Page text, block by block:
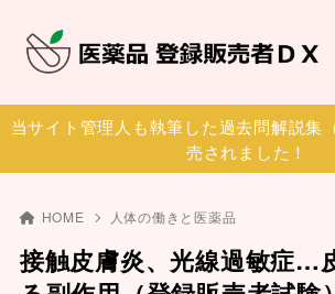
当サイト管理人も執筆した過去問解説集
売されました！
HOME 人体の働きと医薬品
接触皮膚炎、光線過敏症…